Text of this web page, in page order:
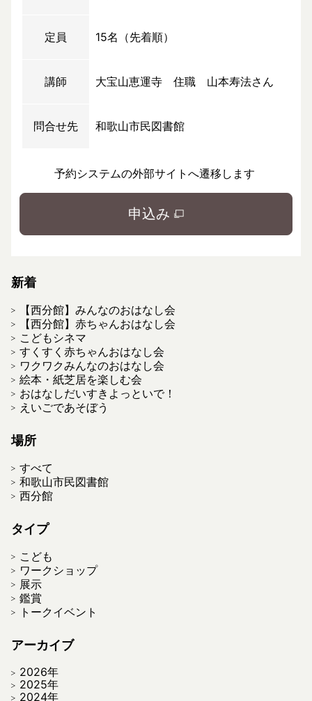
定員 15名（先着順）
講師 大宝山恵運寺 住職 山本寿法さん
問合せ先 和歌山市民図書館
予約システムの外部サイトへ遷移します
申込み
新着
【西分館】みんなのおはなし会
【西分館】赤ちゃんおはなし会
こどもシネマ
すくすく赤ちゃんおはなし会
ワクワクみんなのおはなし会
絵本・紙芝居を楽しむ会
おはなしだいすきよっといで！
えいごであそぼう
場所
すべて
和歌山市民図書館
西分館
タイプ
こども
ワークショップ
展示
鑑賞
トークイベント
アーカイブ
2026年
2025年
2024年